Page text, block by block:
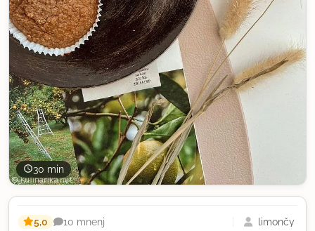
30 min
5,0 10 mnenj limončy